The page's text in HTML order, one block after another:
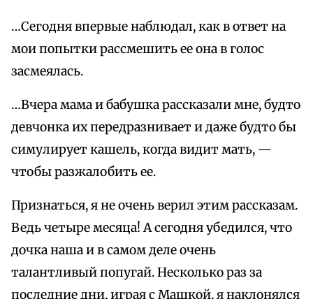
…Сегодня впервые наблюдал, как в ответ на
мои попытки рассмешить ее она в голос
засмеялась.
…Вчера мама и бабушка рассказали мне, будто
девчонка их передразнивает и даже будто бы
симулирует кашель, когда видит мать, —
чтобы разжалобить ее.
Признаться, я не очень верил этим рассказам.
Ведь четыре месяца! А сегодня убедился, что
дочка наша и в самом деле очень
талантливый попугай. Несколько раз за
последние дни, играя с Машкой, я наклонялся